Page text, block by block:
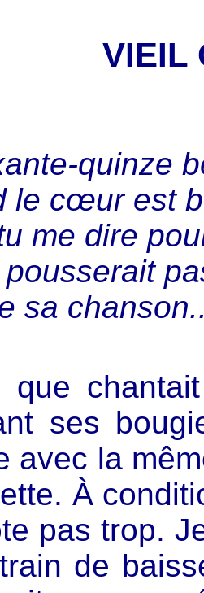
VIEIL
quinze
le cœur est
me dire
sa
que
ses
avec la
À
pas trop.
de